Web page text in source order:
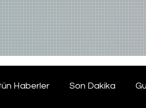
Haberler Son Dakika